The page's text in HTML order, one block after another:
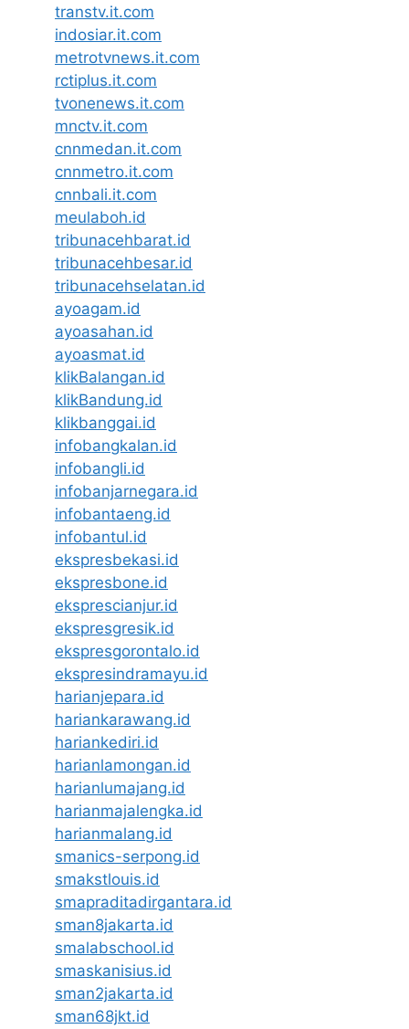
transtv.it.com
indosiar.it.com
metrotvnews.it.com
rctiplus.it.com
tvonenews.it.com
mnctv.it.com
cnnmedan.it.com
cnnmetro.it.com
cnnbali.it.com
meulaboh.id
tribunacehbarat.id
tribunacehbesar.id
tribunacehselatan.id
ayoagam.id
ayoasahan.id
ayoasmat.id
klikBalangan.id
klikBandung.id
klikbanggai.id
infobangkalan.id
infobangli.id
infobanjarnegara.id
infobantaeng.id
infobantul.id
ekspresbekasi.id
ekspresbone.id
eksprescianjur.id
ekspresgresik.id
ekspresgorontalo.id
ekspresindramayu.id
harianjepara.id
hariankarawang.id
hariankediri.id
harianlamongan.id
harianlumajang.id
harianmajalengka.id
harianmalang.id
smanics-serpong.id
smakstlouis.id
smapraditadirgantara.id
sman8jakarta.id
smalabschool.id
smaskanisius.id
sman2jakarta.id
sman68jkt.id